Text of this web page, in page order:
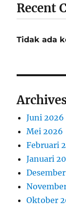
Recent
Tidak ada
Juni 2026
Mei 2026
Februari
Januari
Oktober